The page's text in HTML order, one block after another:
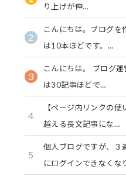
り上げが伸…
2
こんにちは。ブログを
は10本ほどです。…
3
こんにちは。 ブログ
は30記事ほどで…
4
【ページ内リンクの
越える長文記事にな…
5
個人ブログですが、３
にログインできなくな